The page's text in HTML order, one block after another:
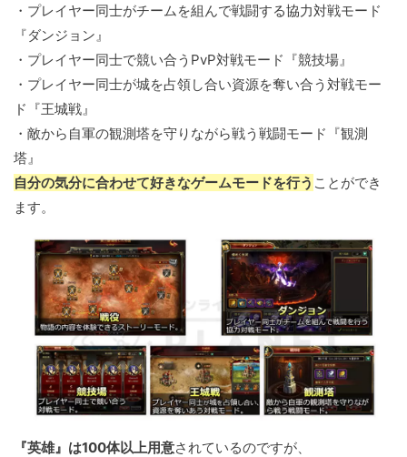
・プレイヤー同士がチームを組んで戦闘する協力対戦モード
『ダンジョン』
・プレイヤー同士で競い合うPvP対戦モード『競技場』
・プレイヤー同士が城を占領し合い資源を奪い合う対戦モー
ド『王城戦』
・敵から自軍の観測塔を守りながら戦う戦闘モード『観測
塔』
自分の気分に合わせて好きなゲームモードを行う ことができ
ます。
『英雄』は100体以上用意されているのですが、